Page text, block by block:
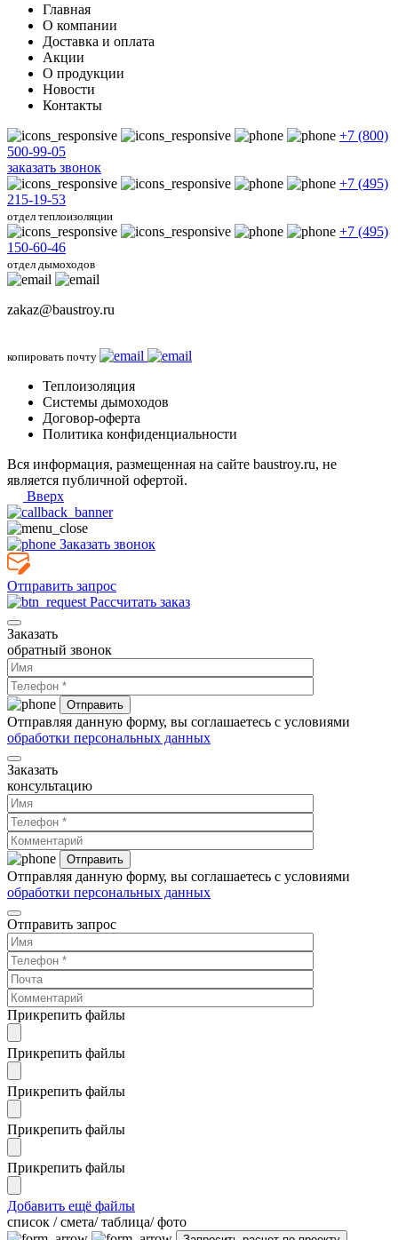
Главная
О компании
Доставка и оплата
Акции
О продукции
Новости
Контакты
+7 (800)
500-99-05
заказать звонок
+7 (495)
215-19-53
отдел теплоизоляции
+7 (495)
150-60-46
отдел дымоходов
zakaz@baustroy.ru
копировать почту
Теплоизоляция
Системы дымоходов
Договор-оферта
Политика конфиденциальности
Вся информация, размещенная на сайте baustroy.ru, не
является публичной офертой.
Вверх
Заказать звонок
Отправить запрос
Рассчитать заказ
Заказать
обратный звонок
Отправляя данную форму, вы соглашаетесь с условиями
обработки персональных данных
Заказать
консультацию
Отправляя данную форму, вы соглашаетесь с условиями
обработки персональных данных
Отправить запрос
Прикрепить файлы
Прикрепить файлы
Прикрепить файлы
Прикрепить файлы
Прикрепить файлы
Добавить ещё файлы
cписок / смета/ таблица/ фото